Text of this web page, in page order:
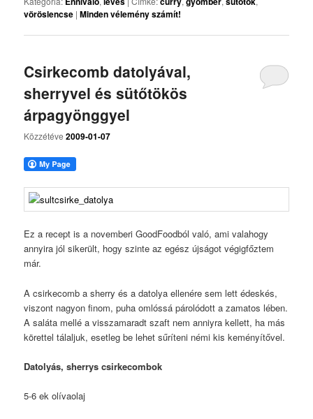
vöröslencse |Minden vélemény számít!
Csirkecomb datolyával,
sherryvel és sütőtökös
árpagyönggyel
Közzétéve2009-01-07
Ez a recept is a novemberi GoodFoodból való, ami valahogy
annyira jól sikerült, hogy szinte az egész újságot végigfőztem
már.
A csirkecomb a sherry és a datolya ellenére sem lett édeskés,
viszont nagyon finom, puha omlóssá párolódott a zamatos lében.
A saláta mellé a visszamaradt szaft nem anniyra kellett, ha más
körettel tálaljuk, esetleg be lehet sűríteni némi kis keményítővel.
Datolyás, sherrys csirkecombok
5-6 ek olívaolaj